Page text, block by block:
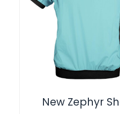
New Zephyr